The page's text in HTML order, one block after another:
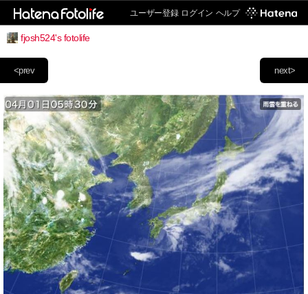
ユーザー登録 ログイン ヘルプ
fjosh524's fotolife
next>
<prev